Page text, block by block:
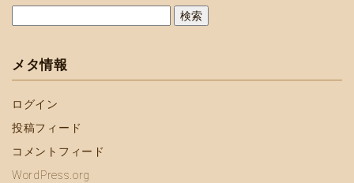
索:
メタ情報
ログイン
投稿フィード
コメントフィード
WordPress.org